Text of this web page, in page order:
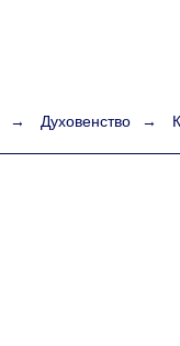
→ Духовенство →